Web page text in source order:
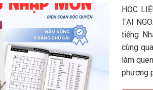
HỌC
TẠI
tiếng
cùng
làm
phương